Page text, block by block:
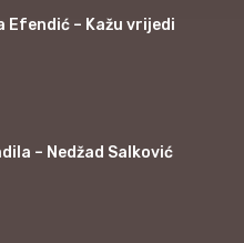
Efendić – Kažu vrijedi
– Nedžad Salković